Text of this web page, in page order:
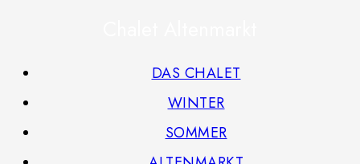
DAS CHALET
WINTER
SOMMER